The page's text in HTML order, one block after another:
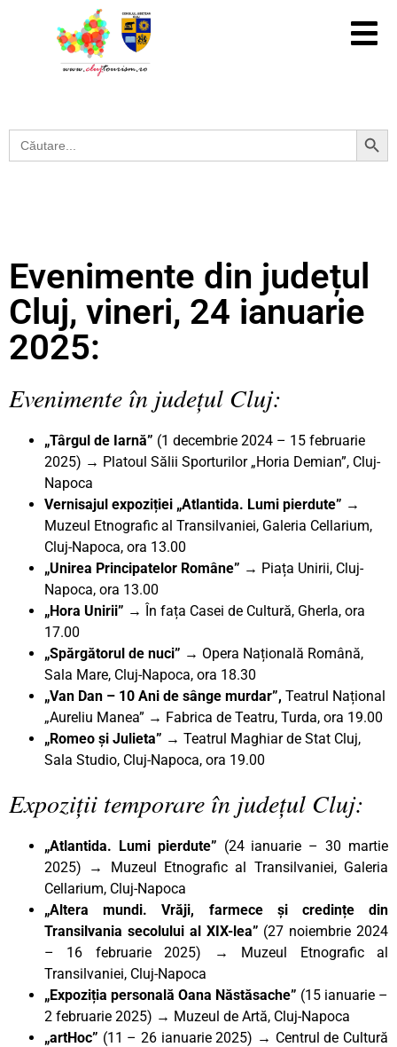
Search
for:
Search Button
Evenimente din județul
Cluj, vineri, 24 ianuarie
2025:
Evenimente în județul Cluj:
„Târgul de Iarnă” (1 decembrie 2024 – 15 februarie
2025) → Platoul Sălii Sporturilor „Horia Demian”, Cluj-
Napoca
Vernisajul expoziției „Atlantida. Lumi pierdute” →
Muzeul Etnografic al Transilvaniei, Galeria Cellarium,
Cluj-Napoca, ora 13.00
„Unirea Principatelor Române” → Piața Unirii, Cluj-
Napoca, ora 13.00
„Hora Unirii” → În fața Casei de Cultură, Gherla, ora
17.00
„Spărgătorul de nuci” → Opera Națională Română,
Sala Mare, Cluj-Napoca, ora 18.30
„Van Dan – 10 Ani de sânge murdar”, Teatrul Național
„Aureliu Manea” → Fabrica de Teatru, Turda, ora 19.00
„Romeo și Julieta” → Teatrul Maghiar de Stat Cluj,
Sala Studio, Cluj-Napoca, ora 19.00
Expoziții temporare în județul Cluj:
„Atlantida. Lumi pierdute” (24 ianuarie – 30 martie
2025) → Muzeul Etnografic al Transilvaniei, Galeria
Cellarium, Cluj-Napoca
„Altera mundi. Vrăji, farmece și credințe din
Transilvania secolului al XIX-lea” (27 noiembrie 2024
– 16 februarie 2025)
→ Muzeul Etnografic al
Transilvaniei, Cluj-Napoca
„Expoziția personală Oana Năstăsache” (15 ianuarie –
2 februarie 2025) → Muzeul de Artă, Cluj-Napoca
„artHoc” (11 – 26 ianuarie 2025) → Centrul de Cultură